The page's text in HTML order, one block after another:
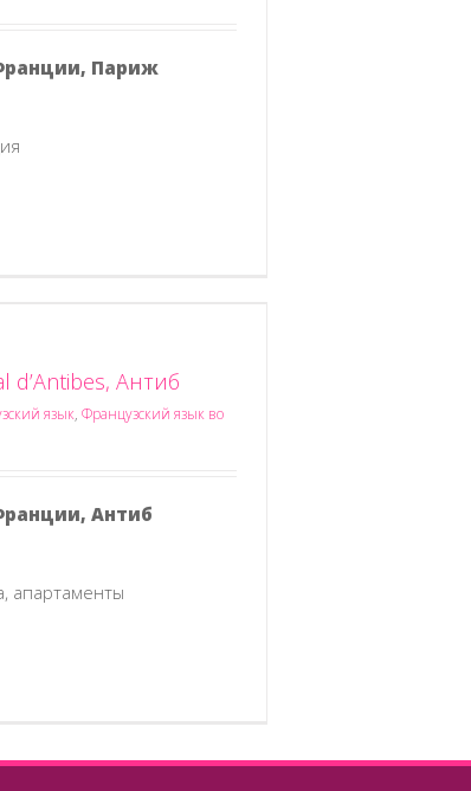
Париж
d’Antibes, Антиб
язык, Французский язык во
Антиб
апартаменты